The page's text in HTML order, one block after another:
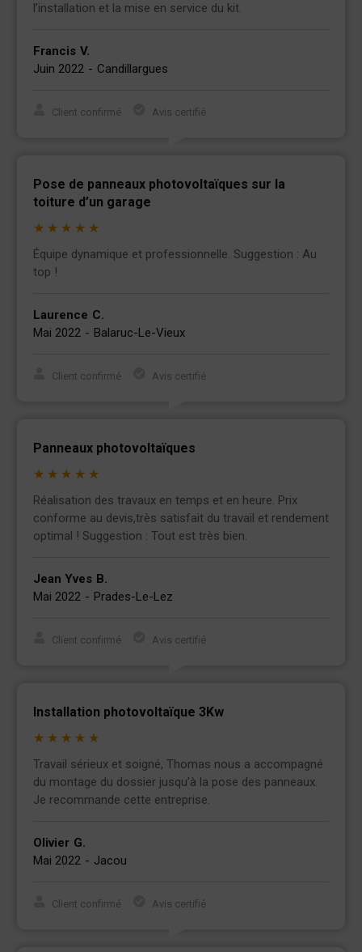
l’installation et la mise en service du kit.
Francis V.
Juin 2022 - Candillargues
Client confirmé Avis certifié
Pose de panneaux photovoltaïques sur la
toiture d’un garage
★ ★ ★ ★ ★
Équipe dynamique et professionnelle. Suggestion : Au
top !
Laurence C.
Mai 2022 - Balaruc-Le-Vieux
Client confirmé Avis certifié
Panneaux photovoltaïques
★ ★ ★ ★ ★
Réalisation des travaux en temps et en heure. Prix
conforme au devis,très satisfait du travail et rendement
optimal ! Suggestion : Tout est très bien.
Jean Yves B.
Mai 2022 - Prades-Le-Lez
Client confirmé Avis certifié
Installation photovoltaïque 3Kw
★ ★ ★ ★ ★
Travail sérieux et soigné, Thomas nous a accompagné
du montage du dossier jusqu’à la pose des panneaux.
Je recommande cette entreprise.
Olivier G.
Mai 2022 - Jacou
Client confirmé Avis certifié